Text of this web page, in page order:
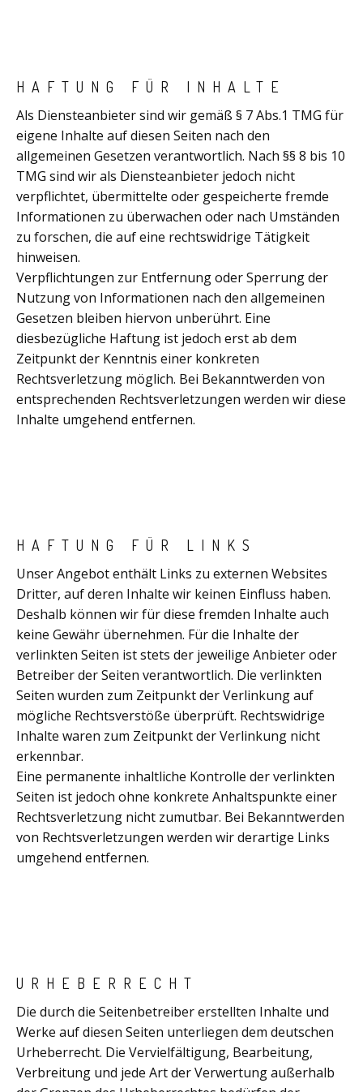
HAFTUNG FÜR INHALTE
Als Diensteanbieter sind wir gemäß § 7 Abs.1 TMG für
eigene Inhalte auf diesen Seiten nach den
allgemeinen Gesetzen verantwortlich. Nach §§ 8 bis 10
TMG sind wir als Diensteanbieter jedoch nicht
verpflichtet, übermittelte oder gespeicherte fremde
Informationen zu überwachen oder nach Umständen
zu forschen, die auf eine rechtswidrige Tätigkeit
hinweisen.
Verpflichtungen zur Entfernung oder Sperrung der
Nutzung von Informationen nach den allgemeinen
Gesetzen bleiben hiervon unberührt. Eine
diesbezügliche Haftung ist jedoch erst ab dem
Zeitpunkt der Kenntnis einer konkreten
Rechtsverletzung möglich. Bei Bekanntwerden von
entsprechenden Rechtsverletzungen werden wir diese
Inhalte umgehend entfernen.
HAFTUNG FÜR LINKS
Unser Angebot enthält Links zu externen Websites
Dritter, auf deren Inhalte wir keinen Einfluss haben.
Deshalb können wir für diese fremden Inhalte auch
keine Gewähr übernehmen. Für die Inhalte der
verlinkten Seiten ist stets der jeweilige Anbieter oder
Betreiber der Seiten verantwortlich. Die verlinkten
Seiten wurden zum Zeitpunkt der Verlinkung auf
mögliche Rechtsverstöße überprüft. Rechtswidrige
Inhalte waren zum Zeitpunkt der Verlinkung nicht
erkennbar.
Eine permanente inhaltliche Kontrolle der verlinkten
Seiten ist jedoch ohne konkrete Anhaltspunkte einer
Rechtsverletzung nicht zumutbar. Bei Bekanntwerden
von Rechtsverletzungen werden wir derartige Links
umgehend entfernen.
URHEBERRECHT
Die durch die Seitenbetreiber erstellten Inhalte und
Werke auf diesen Seiten unterliegen dem deutschen
Urheberrecht. Die Vervielfältigung, Bearbeitung,
Verbreitung und jede Art der Verwertung außerhalb